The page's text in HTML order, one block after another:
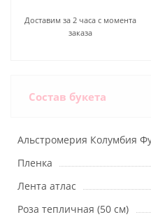
Доставим за 2 часа с момента
заказа
Состав букета
Альстромерия Колумбия
Пленка
Лента атлас
Роза тепличная (50 см)